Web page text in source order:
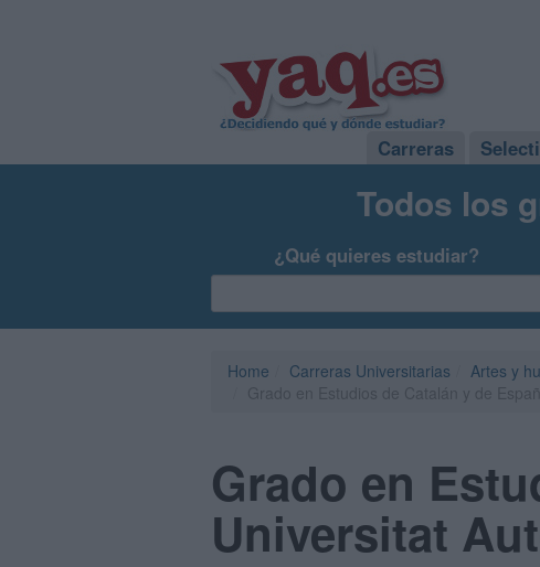
Carreras
Todos los
¿Qué quieres estudiar?
Home Carreras Universitarias Artes y
Grado en
Universitat